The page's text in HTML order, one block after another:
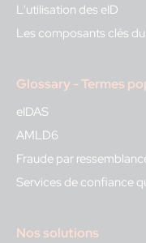
L'utilisation des eID
Les composants clés
Glossary - Termes
eIDAS
AMLD6
Fraude par
Services de confiance
Nos solutions